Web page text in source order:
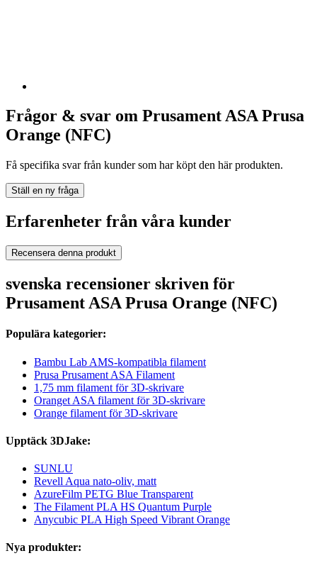
Frågor & svar om Prusament ASA Prusa
Orange (NFC)
Få specifika svar från kunder som har köpt den här produkten.
Ställ en ny fråga
Erfarenheter från våra kunder
Recensera denna produkt
svenska recensioner skriven för
Prusament ASA Prusa Orange (NFC)
Populära kategorier:
Bambu Lab AMS-kompatibla filament
Prusa Prusament ASA Filament
1,75 mm filament för 3D-skrivare
Oranget ASA filament för 3D-skrivare
Orange filament för 3D-skrivare
Upptäck 3DJake:
SUNLU
Revell Aqua nato-oliv, matt
AzureFilm PETG Blue Transparent
The Filament PLA HS Quantum Purple
Anycubic PLA High Speed Vibrant Orange
Nya produkter: